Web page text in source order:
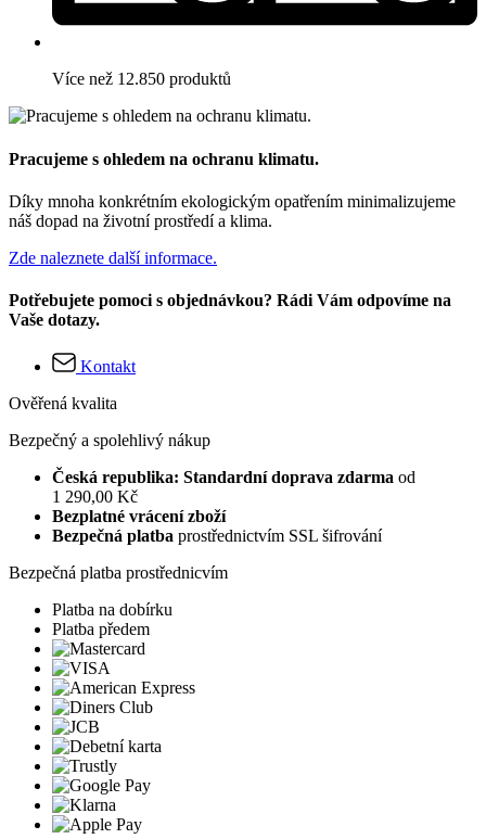
Více než 12.850 produktů
Pracujeme s ohledem na ochranu klimatu.
Díky mnoha konkrétním ekologickým opatřením minimalizujeme
náš dopad na životní prostředí a klima.
Zde naleznete další informace.
Potřebujete pomoci s objednávkou? Rádi Vám odpovíme na
Vaše dotazy.
Kontakt
Ověřená kvalita
Bezpečný a spolehlivý nákup
Česká republika: Standardní doprava zdarma od
1 290,00 Kč
Bezplatné vrácení zboží
Bezpečná platba prostřednictvím SSL šifrování
Bezpečná platba prostřednicvím
Platba na dobírku
Platba předem